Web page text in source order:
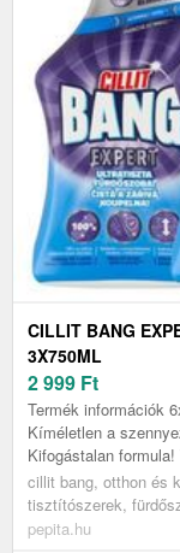
CILLIT BANG
3X750ML
2 999 Ft
Termék információk
Kíméletlen a
Kifogástalan
cillit bang, otthon és
tisztítószerek,
pepita.hu